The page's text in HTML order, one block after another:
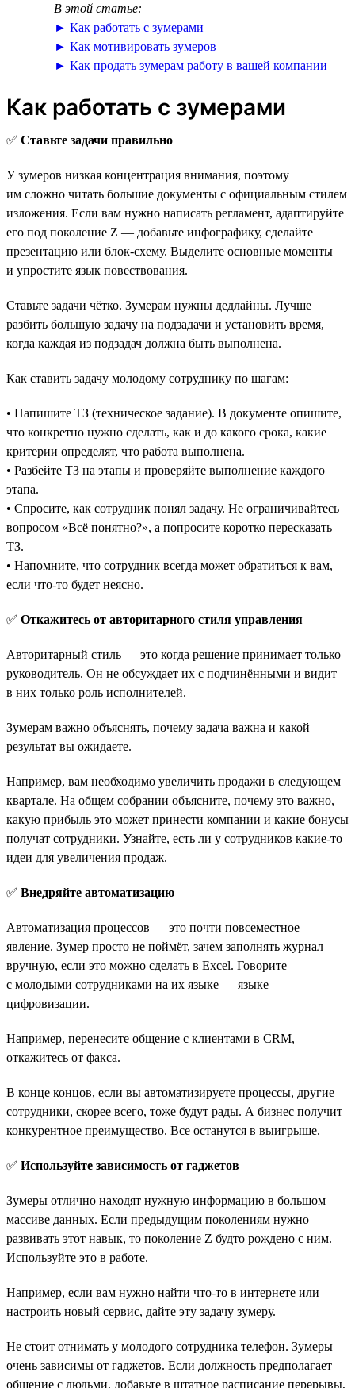
В этой статье:
► Как работать с зумерами
► Как мотивировать зумеров
► Как продать зумерам работу в вашей компании
Как работать с зумерами
✅ Ставьте задачи правильно
У зумеров низкая концентрация внимания, поэтому
им сложно читать большие документы с официальным стилем
изложения. Если вам нужно написать регламент, адаптируйте
его под поколение Z — добавьте инфографику, сделайте
презентацию или блок-схему. Выделите основные моменты
и упростите язык повествования.
Ставьте задачи чётко. Зумерам нужны дедлайны. Лучше
разбить большую задачу на подзадачи и установить время,
когда каждая из подзадач должна быть выполнена.
Как ставить задачу молодому сотруднику по шагам:
• Напишите ТЗ (техническое задание). В документе опишите,
что конкретно нужно сделать, как и до какого срока, какие
критерии определят, что работа выполнена.
• Разбейте ТЗ на этапы и проверяйте выполнение каждого
этапа.
• Спросите, как сотрудник понял задачу. Не ограничивайтесь
вопросом «‎Всё понятно?», а попросите коротко пересказать
ТЗ.
• Напомните, что сотрудник всегда может обратиться к вам,
если что-то будет неясно.
✅ Откажитесь от авторитарного стиля управления
Авторитарный стиль — это когда решение принимает только
руководитель. Он не обсуждает их с подчинёнными и видит
в них только роль исполнителей.
Зумерам важно объяснять, почему задача важна и какой
результат вы ожидаете.
Например, вам необходимо увеличить продажи в следующем
квартале. На общем собрании объясните, почему это важно,
какую прибыль это может принести компании и какие бонусы
получат сотрудники. Узнайте, есть ли у сотрудников какие-то
идеи для увеличения продаж.
✅ Внедряйте автоматизацию
Автоматизация процессов — это почти повсеместное
явление. Зумер просто не поймёт, зачем заполнять журнал
вручную, если это можно сделать в Excel. Говорите
с молодыми сотрудниками на их языке — языке
цифровизации.
Например, перенесите общение с клиентами в CRM,
откажитесь от факса.
В конце концов, если вы автоматизируете процессы, другие
сотрудники, скорее всего, тоже будут рады. А бизнес получит
конкурентное преимущество. Все останутся в выигрыше.
✅ Используйте зависимость от гаджетов
Зумеры отлично находят нужную информацию в большом
массиве данных. Если предыдущим поколениям нужно
развивать этот навык, то поколение Z будто рождено с ним.
Используйте это в работе.
Например, если вам нужно найти что-то в интернете или
настроить новый сервис, дайте эту задачу зумеру.
Не стоит отнимать у молодого сотрудника телефон. Зумеры
очень зависимы от гаджетов. Если должность предполагает
общение с людьми, добавьте в штатное расписание перерывы,